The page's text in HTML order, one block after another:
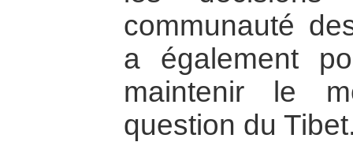
communauté
a également
maintenir le
question du